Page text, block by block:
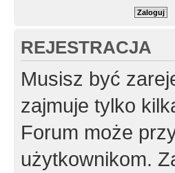
REJESTRACJA
Musisz być
zajmuje tylko
Forum może
użytkownikom.